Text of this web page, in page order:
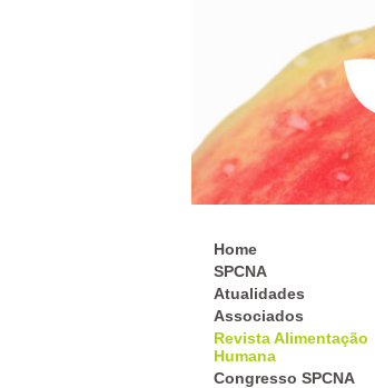
Home
SPCNA
Atualidades
Associados
Revista Alimentação
Humana
Congresso SPCNA